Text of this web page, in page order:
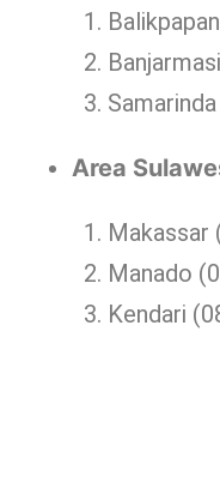
Area
Makassar
Manado
Kendari